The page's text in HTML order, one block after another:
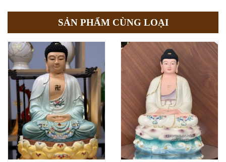
SẢN PHẨM CÙNG LOẠI